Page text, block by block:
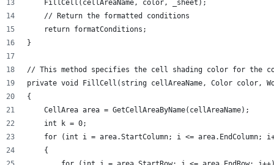
    FillCell(cellAreaName, color, _sheet);
    // Return the formatted conditions
    return formatConditions;
}
// This method specifies the cell shading color for the
private void FillCell(string cellAreaName, Color color,
{
    CellArea area = GetCellAreaByName(cellAreaName);
    int k = 0;
for (int i = area.StartColumn; i <= area.EndColumn;
    {